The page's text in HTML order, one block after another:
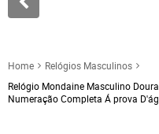
Home
Relógios Masculinos
Relógio Mondaine Masculino
Numeração Completa Á prova